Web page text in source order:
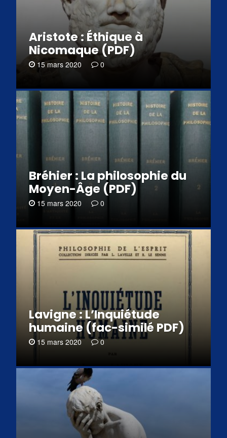
Aristote : Éthique à
Nicomaque (PDF)
15 mars 2020 0
Bréhier : La philosophie du
Moyen-Âge (PDF)
15 mars 2020 0
Lavigne : L’Inquiétude
humaine (fac-similé PDF)
15 mars 2020 0